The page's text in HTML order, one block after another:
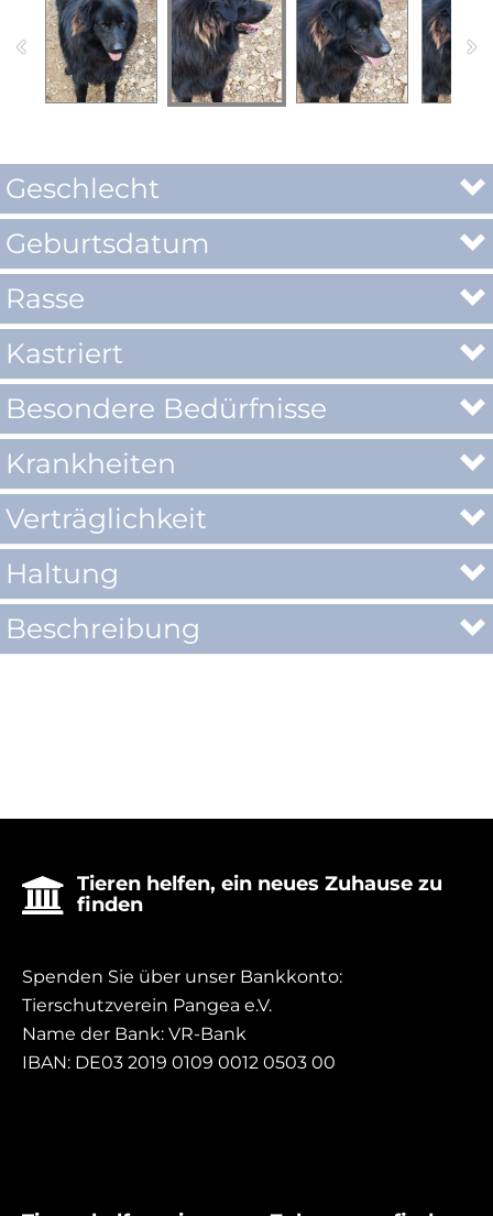
Geschlecht
Geburtsdatum
Rasse
Kastriert
Besondere Bedürfnisse
Krankheiten
Verträglichkeit
Haltung
Beschreibung
 Tieren helfen, ein neues Zuhause zu
finden
Spenden Sie über unser Bankkonto:
Tierschutzverein Pangea e.V.
Name der Bank: VR-Bank
IBAN: DE03 2019 0109 0012 0503 00